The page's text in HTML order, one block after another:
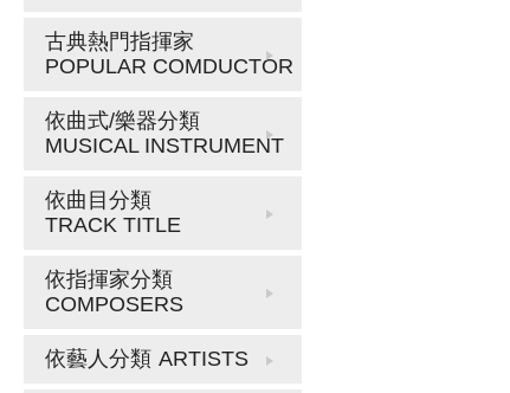
古典熱門指揮家
POPULAR COMDUCTOR
依曲式/樂器分類
MUSICAL INSTRUMENT
依曲目分類
TRACK TITLE
依指揮家分類
COMPOSERS
依藝人分類 ARTISTS